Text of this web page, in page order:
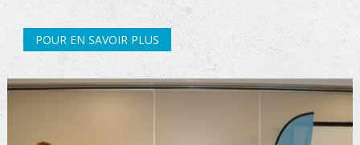
POUR EN SAVOIR PLUS